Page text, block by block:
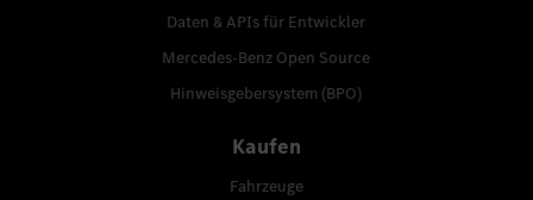
Daten & APIs für Entwickler
Mercedes-Benz Open Source
Hinweisgebersystem (BPO)
Kaufen
Fahrzeuge